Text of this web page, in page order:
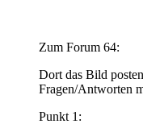
Zum Forum 64:
Dort das Bild
Fragen/Antworten
Punkt 1: